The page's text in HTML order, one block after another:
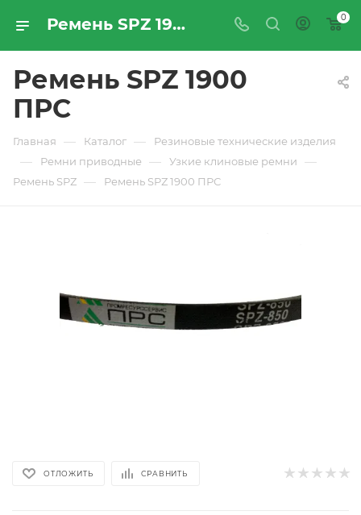
Ремень SPZ 1900 ПРС - купить по цене производителя с доставкой по Москве и России | ПРОМРЕСУРССЕРВИС 0
Ремень SPZ 1900
ПРС
Главная — Каталог — Резиновые технические изделия
— Ремни приводные — Узкие клиновые ремни —
Ремень SPZ — Ремень SPZ 1900 ПРС
ОТЛОЖИТЬ СРАВНИТЬ